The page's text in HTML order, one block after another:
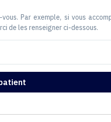
Par exemple, si vous
de les renseigner ci-dessous.